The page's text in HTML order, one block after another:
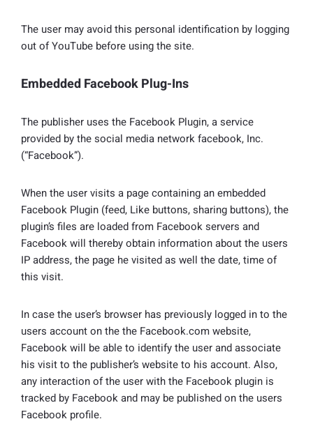
The user may avoid this personal identification by logging
out of YouTube before using the site.
Embedded Facebook Plug-Ins
The publisher uses the Facebook Plugin, a service
provided by the social media network facebook, Inc.
(“Facebook”).
When the user visits a page containing an embedded
Facebook Plugin (feed, Like buttons, sharing buttons), the
plugin’s files are loaded from Facebook servers and
Facebook will thereby obtain information about the users
IP address, the page he visited as well the date, time of
this visit.
In case the user’s browser has previously logged in to the
users account on the the Facebook.com website,
Facebook will be able to identify the user and associate
his visit to the publisher’s website to his account. Also,
any interaction of the user with the Facebook plugin is
tracked by Facebook and may be published on the users
Facebook profile.